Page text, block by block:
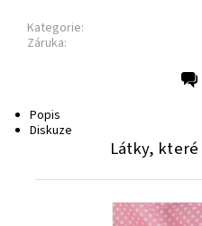
Kategorie:
Záruka:
Popis
Diskuze
Látky,